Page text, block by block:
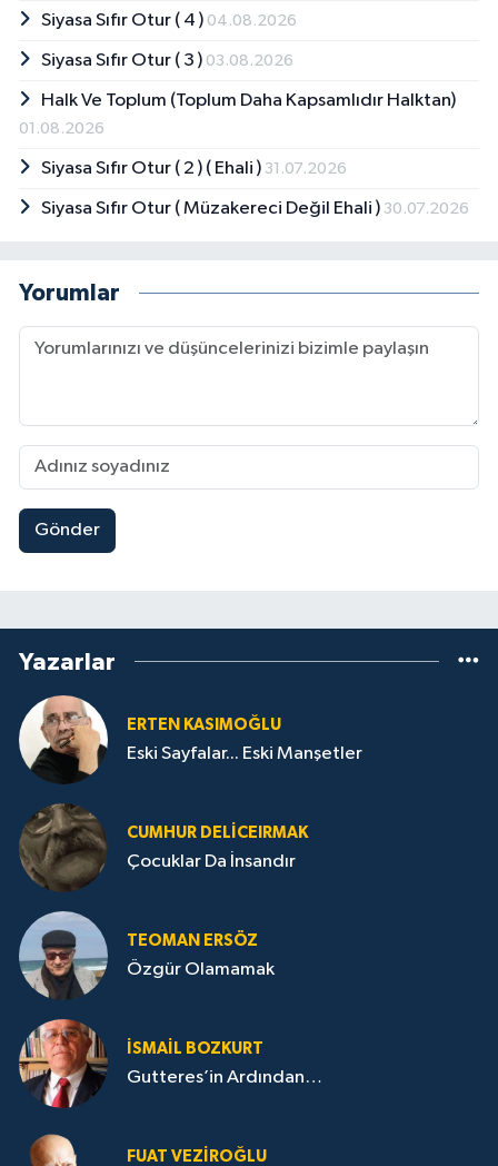
Siyasa Sıfır Otur ( 4 ) 04.08.2026
Siyasa Sıfır Otur ( 3 ) 03.08.2026
Halk Ve Toplum (Toplum Daha Kapsamlıdır Halktan)
01.08.2026
Siyasa Sıfır Otur ( 2 ) ( Ehali ) 31.07.2026
Siyasa Sıfır Otur ( Müzakereci Değil Ehali ) 30.07.2026
Yorumlar
Gönder
Yazarlar
ERTEN KASIMOĞLU
Eski Sayfalar... Eski Manşetler
CUMHUR DELICEIRMAK
Çocuklar Da İnsandır
TEOMAN ERSÖZ
Özgür Olamamak
İSMAIL BOZKURT
Gutteres’in Ardından…
FUAT VEZIROĞLU